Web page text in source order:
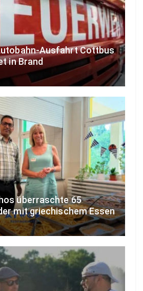
Ausfahrt Cottbus
in Brand
überraschte 65
mit griechischem Essen